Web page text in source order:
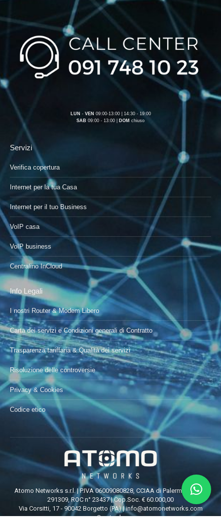
LUN - VEN 09:00-13:00 | 14:30 - 19:00
SAB 09:00 - 13:00 | DOM chiuso
Servizi
Verifica copertura
Internet per la tua Casa
Internet per il tuo Business
VoIP casa
VoIP business
Centralino InCloud
Info Legali
I nostri Router & Modem Libero
Carta dei servizi e Condizioni generali di Contratto
Trasparenza tariffaria & Qualità dei servizi
Risoluzione delle controversie
Privacy & Cookies
Codice etico
Atomo Networks s.r.l. | P.IVA 06009080828, CCIAA di Palermo REA n°
291309, ROC n° 23437 | Cop.Soc. € 60.000,00
Via Corsitti, 17 - 90042 Borgetto (PA) |info@atomonetworks.com
Creato da